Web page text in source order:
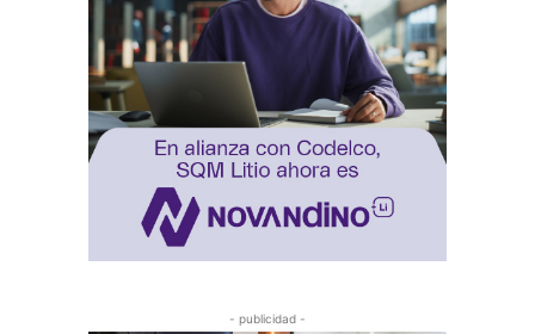
- publicidad -